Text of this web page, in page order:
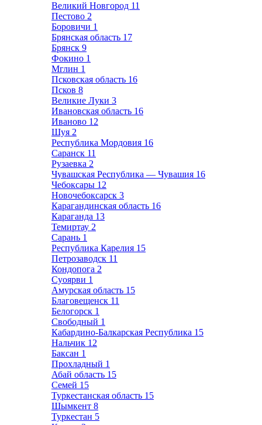
Великий Новгород 11
Пестово 2
Боровичи 1
Брянская область 17
Брянск 9
Фокино 1
Мглин 1
Псковская область 16
Псков 8
Великие Луки 3
Ивановская область 16
Иваново 12
Шуя 2
Республика Мордовия 16
Саранск 11
Рузаевка 2
Чувашская Республика — Чувашия 16
Чебоксары 12
Новочебоксарск 3
Карагандинская область 16
Караганда 13
Темиртау 2
Сарань 1
Республика Карелия 15
Петрозаводск 11
Кондопога 2
Суоярви 1
Амурская область 15
Благовещенск 11
Белогорск 1
Свободный 1
Кабардино-Балкарская Республика 15
Нальчик 12
Баксан 1
Прохладный 1
Абай область 15
Семей 15
Туркестанская область 15
Шымкент 8
Туркестан 5